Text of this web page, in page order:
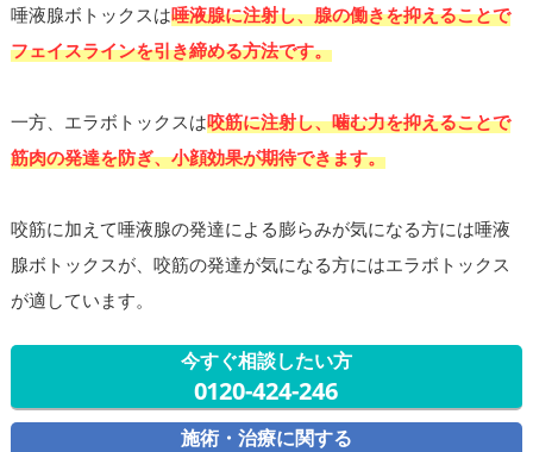
唾液腺ボトックスは唾液腺に注射し、腺の働きを抑えることで
フェイスラインを引き締める方法です。
一方、エラボトックスは咬筋に注射し、噛む力を抑えることで
筋肉の発達を防ぎ、小顔効果が期待できます。
咬筋に加えて唾液腺の発達による膨らみが気になる方には唾液
腺ボトックスが、咬筋の発達が気になる方にはエラボトックス
が適しています。
今すぐ相談したい方
0120-424-246
施術・治療に関する